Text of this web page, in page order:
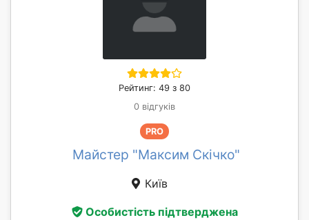
Рейтинг: 49 з 80
0 відгуків
PRO
Майстер "Максим Скічко"
Київ
Особистість підтверджена